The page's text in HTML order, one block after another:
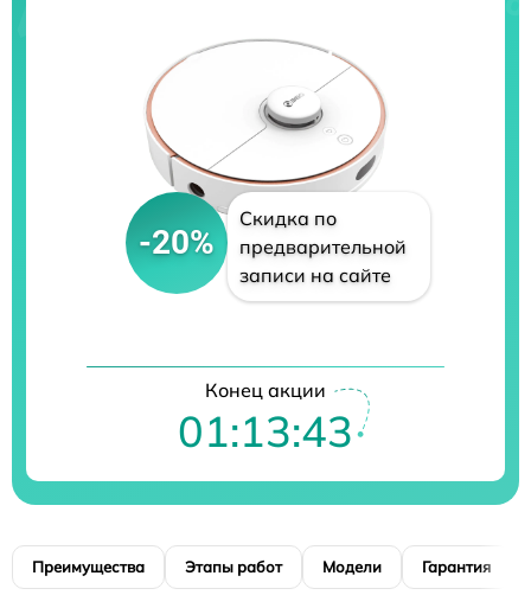
-20%
Скидка по
предварительной
записи на сайте
Конец акции
01:13:42
Преимущества Этапы работ Модели Гарантия